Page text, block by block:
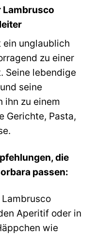
Lambrusco
ein unglaublich
zu einer
Seine lebendige
seine
ihn zu einem
Gerichte, Pasta,
die
passen:
Lambrusco
Aperitif oder in
wie